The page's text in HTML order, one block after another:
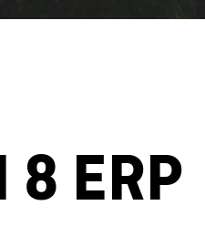
8 ERP